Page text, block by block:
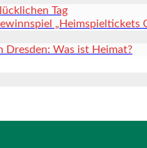
Tag
„Heimspieltickets
Dresden: Was ist Heimat?